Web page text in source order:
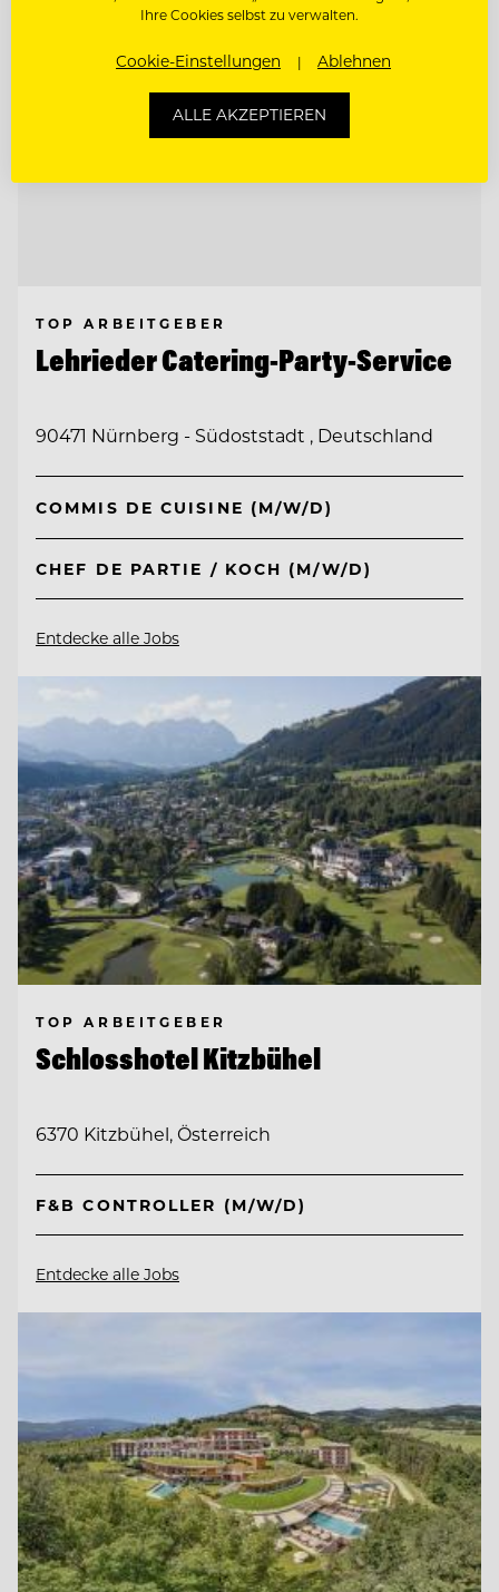
TOP ARBEITGEBER
Lehrieder Catering-Party-Service
90471 Nürnberg - Südoststadt , Deutschland
COMMIS DE CUISINE (M/W/D)
CHEF DE PARTIE / KOCH (M/W/D)
Entdecke alle Jobs
TOP ARBEITGEBER
Schlosshotel Kitzbühel
6370 Kitzbühel, Österreich
F&B CONTROLLER (M/W/D)
Entdecke alle Jobs
Ihre Cookies selbst zu verwalten.
Cookie-Einstellungen Ablehnen
ALLE AKZEPTIEREN